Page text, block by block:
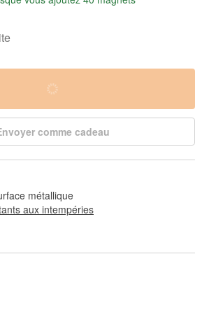
comme cadeau
métallique
aux intempéries